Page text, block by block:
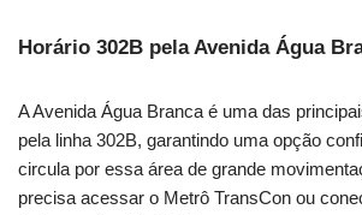
Horário 302B pela Avenida Água
A Avenida Água Branca é uma das
pela linha 302B, garantindo uma opção
circula por essa área de grande
precisa acessar o Metrô TransCon ou